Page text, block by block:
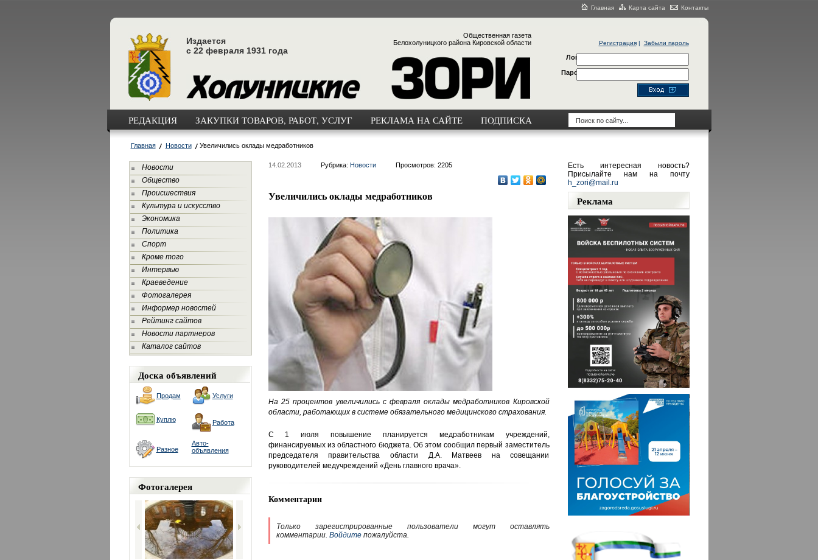
Главная Карта сайта Контакты
Издается
с 22 февраля 1931 года
Общественная газета
Белохолуницкого района Кировской области
Регистрация| Забыли пароль
Логин
Пароль
РЕДАКЦИЯ ЗАКУПКИ ТОВАРОВ, РАБОТ, УСЛУГ РЕКЛАМА НА САЙТЕ ПОДПИСКА
Главная Новости Увеличились оклады медработников
Новости
Общество
Происшествия
Культура и искусство
Экономика
Политика
Спорт
Кроме того
Интервью
Краеведение
Фотогалерея
Информер новостей
Рейтинг сайтов
Новости партнеров
Каталог сайтов
Доска объявлений
Продам Услуги
Куплю Работа
Разное
Авто-
объявления
Фотогалерея
14.02.2013 Рубрика: Новости Просмотров: 2205
Увеличились оклады медработников
На 25 процентов увеличились с февраля оклады медработников Кировской
области, работающих в системе обязательного медицинского страхования.
С 1 июля повышение планируется медработникам учреждений,
финансируемых из областного бюджета. Об этом сообщил первый заместитель
председателя правительства области Д.А. Матвеев на совещании
руководителей медучреждений «День главного врача».
Комментарии
Только зарегистрированные пользователи могут оставлять
комментарии. Войдитепожалуйста.
Есть интересная новость?
Присылайте нам на почту
h_zori@mail.ru
Реклама